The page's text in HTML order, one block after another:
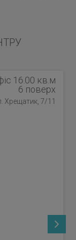
16.00 кв.м
6 поверх
Хрещатик, 7/11